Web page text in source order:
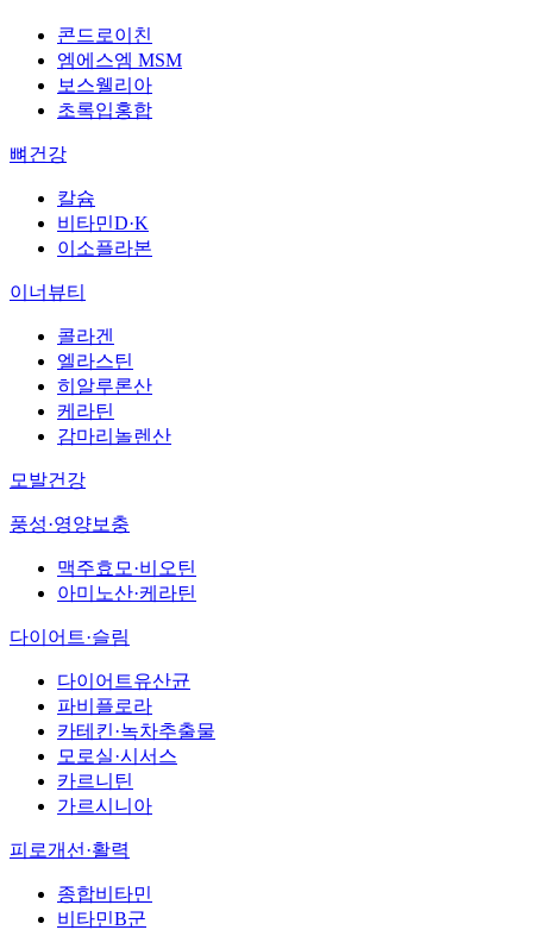
콘드로이친
엠에스엠 MSM
보스웰리아
초록입홍합
뼈건강
칼슘
비타민D·K
이소플라본
이너뷰티
콜라겐
엘라스틴
히알루론산
케라틴
감마리놀렌산
모발건강
풍성·영양보충
맥주효모·비오틴
아미노산·케라틴
다이어트·슬림
다이어트유산균
파비플로라
카테킨·녹차추출물
모로실·시서스
카르니틴
가르시니아
피로개선·활력
종합비타민
비타민B군